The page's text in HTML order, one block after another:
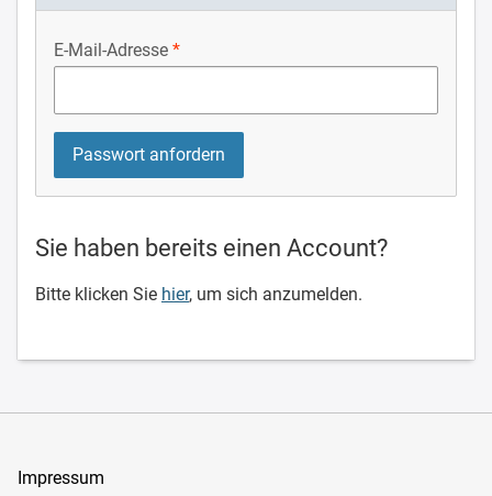
E-Mail-Adresse
Sie haben bereits einen Account?
Bitte klicken Sie hier, um sich anzumelden.
Impressum